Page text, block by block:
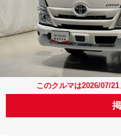
このクルマは2026/07/